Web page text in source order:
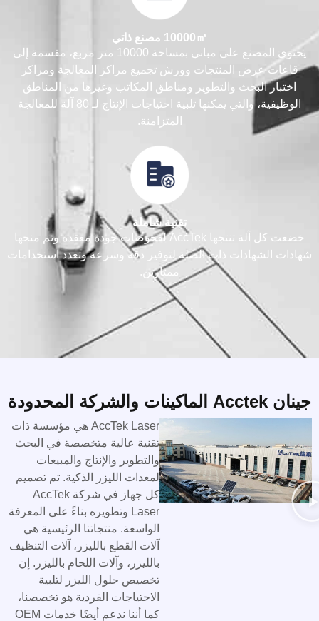
10000㎡ مصنع ذاتي
يحتوي المصنع على مباني بمساحة 10000 متر مربع، مقسمة إلى
قاعات عرض المنتجات وورش تجميع مراكز المعالجة ومراكز
اختبار البحث والتطوير ومناطق المكاتب وغيرها من المناطق
الوظيفية، والتي يمكنها تلبية احتياجات الإنتاج لـ 80 آلة للمعالجة
المتزامنة.
تقنية شاملة
خضعت كل آلة تنتجها AccTek لفحوصات جودة معقدة وتم منحها
شهادات الشهادات ذات الصلة لتوفير دقة وسرعة وتعدد استخدامات
ممتازين.
جينان Acctek الماكينات والشركة المحدودة
AccTek Laser هي مؤسسة ذات
تقنية عالية متخصصة في البحث
والتطوير والإنتاج والمبيعات
لمعدات الليزر الذكية. تم تصميم
كل جهاز في شركة AccTek
Laser وتطويره بناءً على المعرفة
الواسعة. منتجاتنا الرئيسية هي
آلات القطع بالليزر، آلات التنظيف
بالليزر، وآلات اللحام بالليزر. إن
تخصيص حلول الليزر لتلبية
الاحتياجات الفردية هو تخصصنا،
كما أننا ندعم أيضًا خدمات OEM